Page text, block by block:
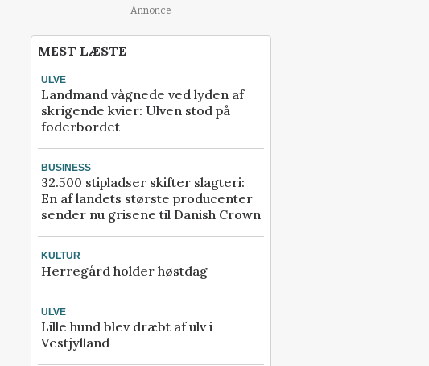
Annonce
MEST LÆSTE
ULVE
Landmand vågnede ved lyden af
skrigende kvier: Ulven stod på
foderbordet
BUSINESS
32.500 stipladser skifter slagteri:
En af landets største producenter
sender nu grisene til Danish Crown
KULTUR
Herregård holder høstdag
ULVE
Lille hund blev dræbt af ulv i
Vestjylland